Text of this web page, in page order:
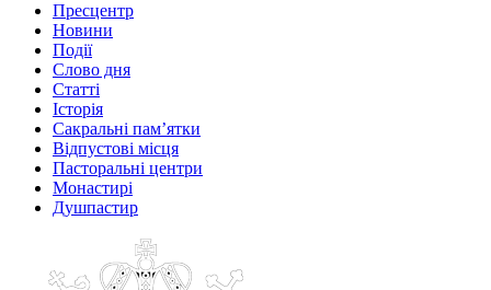
Пресцентр
Новини
Події
Слово дня
Статті
Історія
Сакральні пам’ятки
Відпустові місця
Пасторальні центри
Монастирі
Душпастир